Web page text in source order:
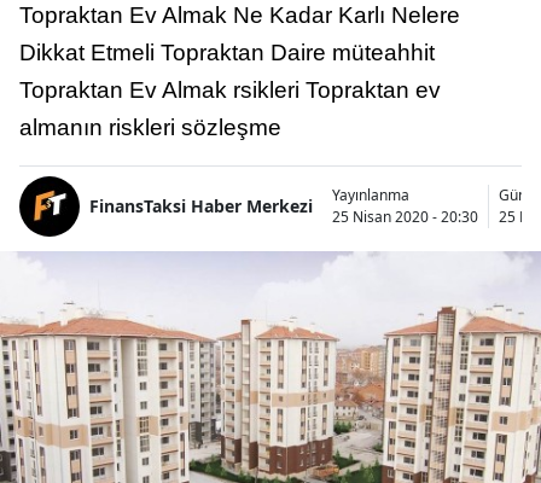
Topraktan Ev Almak Ne Kadar Karlı Nelere
Dikkat Etmeli Topraktan Daire müteahhit
Topraktan Ev Almak rsikleri Topraktan ev
almanın riskleri sözleşme
FinansTaksi Haber Merkezi
Yayınlanma
25 Nisan 2020 - 20:30
25